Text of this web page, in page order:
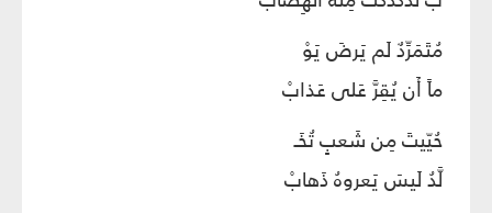
مُتَمَرِّدٌ لَم يَرضَ يَوْ
ماً أَن يُقِرَّ عَلى عَذابْ
حُيّيتَ مِن شَعبٍ تُخَـ
لَّدُ لَيسَ يَعروهُ ذَهابْ